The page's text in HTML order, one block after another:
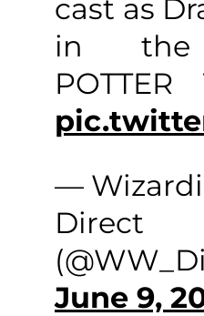
cast as
in the
—
Direct
June 9,